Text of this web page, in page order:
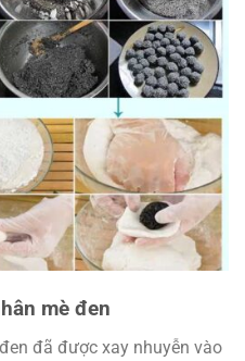
mè đen
đã được xay nhuyễn vào